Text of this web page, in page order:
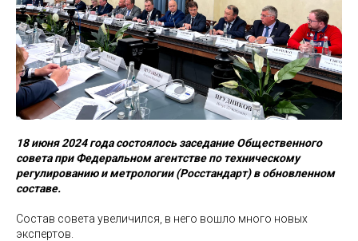
18 июня 2024 года состоялось заседание Общественного
совета при Федеральном агентстве по техническому
регулированию и метрологии (Росстандарт) в обновленном
составе.
Состав совета увеличился, в него вошло много новых
экспертов.